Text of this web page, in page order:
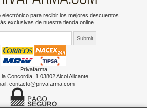
para recibir los mejores descuentos
exclusivas de nuestra tienda online.
Privafarma
la Concordia, 1 03802 Alcoi Alicante
contacto@privafarma.com